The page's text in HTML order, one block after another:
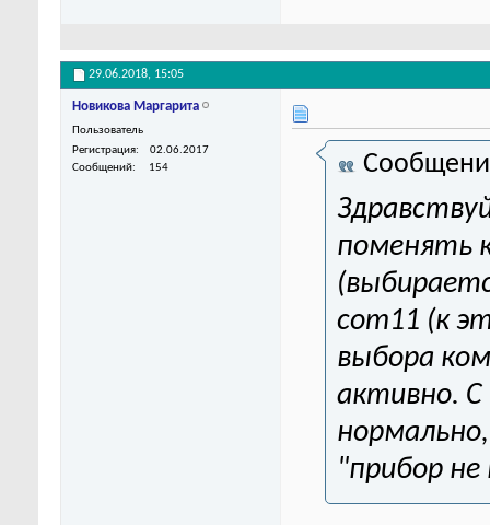
29.06.2018, 15:05
Новикова Маргарита
Пользователь
Регистрация
02.06.2017
Сообщений
154
поменять
com11 (к
выбора
активно.
"прибор